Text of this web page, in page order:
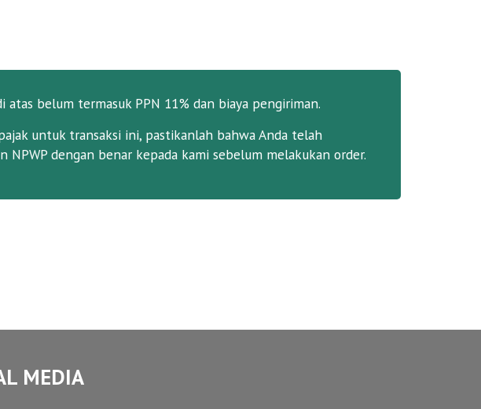
belum termasuk PPN 11% dan biaya pengiriman.
untuk transaksi ini, pastikanlah bahwa Anda telah
NPWP dengan benar kepada kami sebelum melakukan order.
MEDIA